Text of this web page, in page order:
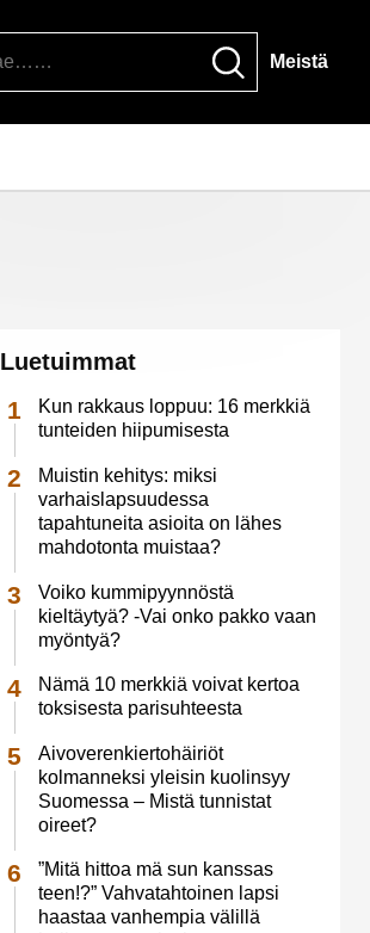
Meistä
Luetuimmat
Kun rakkaus loppuu: 16 merkkiä
tunteiden hiipumisesta
Muistin kehitys: miksi
varhaislapsuudessa
tapahtuneita asioita on lähes
mahdotonta muistaa?
Voiko kummipyynnöstä
kieltäytyä? -Vai onko pakko vaan
myöntyä?
Nämä 10 merkkiä voivat kertoa
toksisesta parisuhteesta
Aivoverenkiertohäiriöt
kolmanneksi yleisin kuolinsyy
Suomessa – Mistä tunnistat
oireet?
”Mitä hittoa mä sun kanssas
teen!?” Vahvatahtoinen lapsi
haastaa vanhempia välillä